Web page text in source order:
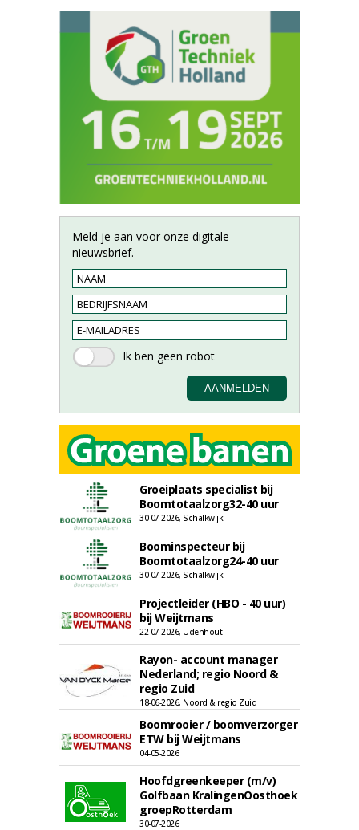
Meld je aan voor onze digitale
nieuwsbrief.
Groeiplaats specialist bij
Boomtotaalzorg32-40 uur
30-07-2026, Schalkwijk
Boominspecteur bij
Boomtotaalzorg24-40 uur
30-07-2026, Schalkwijk
Projectleider (HBO - 40 uur)
bij Weijtmans
22-07-2026, Udenhout
Rayon- account manager
Nederland; regio Noord &
regio Zuid
18-06-2026, Noord & regio Zuid
Boomrooier / boomverzorger
ETW bij Weijtmans
04-05-2026
Hoofdgreenkeeper (m/v)
Golfbaan KralingenOosthoek
groepRotterdam
30-07-2026